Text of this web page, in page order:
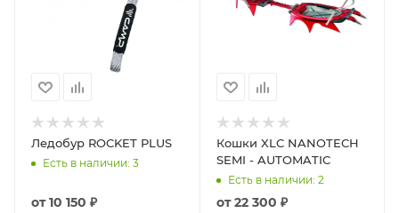
Ледобур ROCKET PLUS
Есть в наличии: 3
от10 150 ₽
Кошки XLC NANOTECH
SEMI - AUTOMATIC
Есть в наличии: 2
от22 300 ₽